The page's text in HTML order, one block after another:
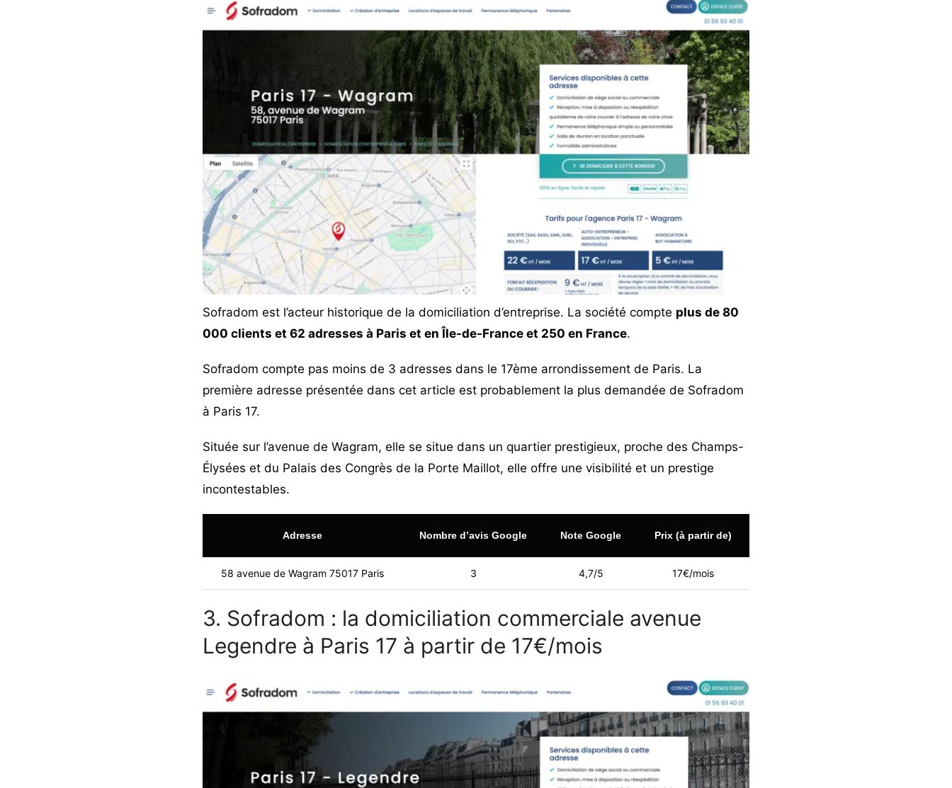
Sofradom est l’acteur historique de la domiciliation d’entreprise. La société compte plus de 80
000 clients et 62 adresses à Paris et en Île-de-France et 250 en France.
Sofradom compte pas moins de 3 adresses dans le 17ème arrondissement de Paris. La
première adresse présentée dans cet article est probablement la plus demandée de Sofradom
à Paris 17.
Située sur l’avenue de Wagram, elle se situe dans un quartier prestigieux, proche des Champs-
Élysées et du Palais des Congrès de la Porte Maillot, elle offre une visibilité et un prestige
incontestables.
Adresse Nombre d’avis Google Note Google Prix (à partir de)
58 avenue de Wagram 75017 Paris 3 4,7/5 17€/mois
3. Sofradom : la domiciliation commerciale avenue
Legendre à Paris 17 à partir de 17€/mois